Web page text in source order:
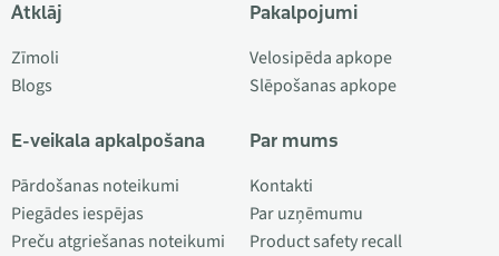
Atklāj
Zīmoli
Blogs
E-veikala apkalpošana
Pārdošanas noteikumi
Piegādes iespējas
Preču atgriešanas noteikumi
Pakalpojumi
Velosipēda apkope
Slēpošanas apkope
Par mums
Kontakti
Par uzņēmumu
Product safety recall